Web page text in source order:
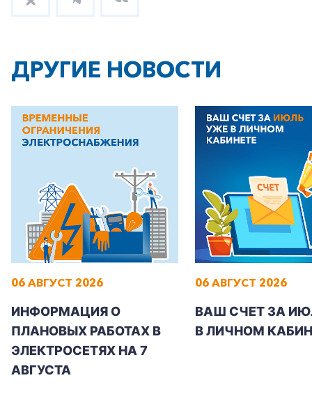
+7-800-700-24-57
Частным клиентам
ДРУГИЕ НОВОСТИ
06 АВГУСТ 2026
ИНФОРМАЦИЯ О
ПЛАНОВЫХ РАБОТАХ В
ЭЛЕКТРОСЕТЯХ НА 7
АВГУСТА
06 АВГУСТ 2026
ВАШ СЧЕТ ЗА
В ЛИЧНОМ